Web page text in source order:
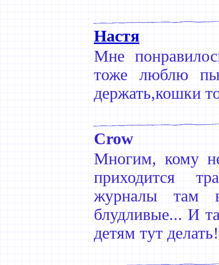
Настя
Мне
тоже люблю
держать,кошки
Crow
Многим, кому
приходится
журналы там
блудливые... И
детям тут делать!